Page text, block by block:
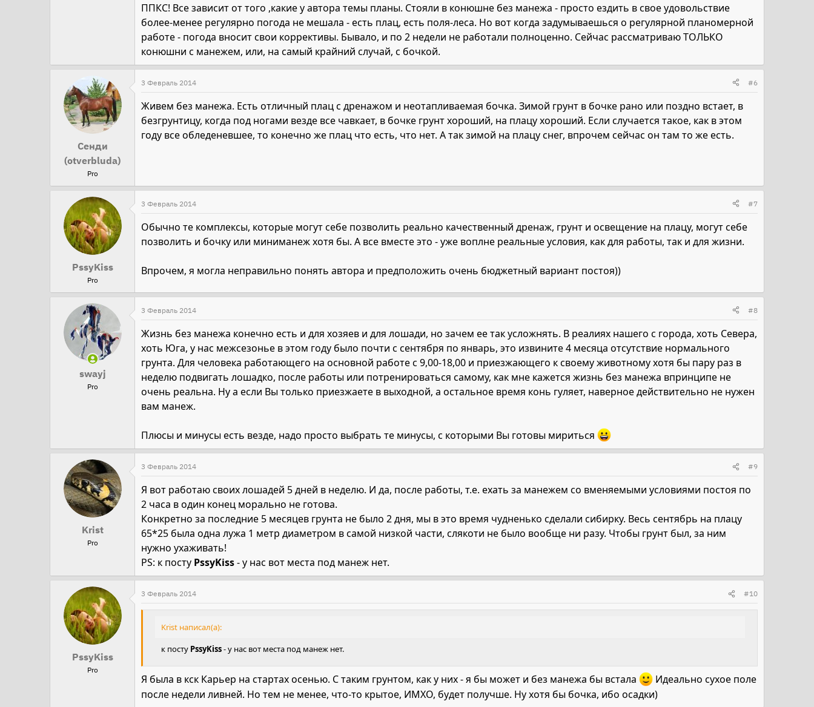
ППКС! Все зависит от того ,какие у автора темы планы. Стояли в конюшне без манежа - просто ездить в свое удовольствие
более-менее регулярно погода не мешала - есть плац, есть поля-леса. Но вот когда задумываешься о регулярной планомерной
работе - погода вносит свои коррективы. Бывало, и по 2 недели не работали полноценно. Сейчас рассматриваю ТОЛЬКО
конюшни с манежем, или, на самый крайний случай, с бочкой.
Сенди
(otverbluda)
Pro
3 Февраль 2014 #6
Живем без манежа. Есть отличный плац с дренажом и неотапливаемая бочка. Зимой грунт в бочке рано или поздно встает, в
безгрунтицу, когда под ногами везде все чавкает, в бочке грунт хороший, на плацу хороший. Если случается такое, как в этом
году все обледеневшее, то конечно же плац что есть, что нет. А так зимой на плацу снег, впрочем сейчас он там то же есть.
PssyKiss
Pro
3 Февраль 2014 #7
Обычно те комплексы, которые могут себе позволить реально качественный дренаж, грунт и освещение на плацу, могут себе
позволить и бочку или миниманеж хотя бы. А все вместе это - уже воплне реальные условия, как для работы, так и для жизни.
Впрочем, я могла неправильно понять автора и предположить очень бюджетный вариант постоя))
swayj
Pro
3 Февраль 2014 #8
Жизнь без манежа конечно есть и для хозяев и для лошади, но зачем ее так усложнять. В реалиях нашего с города, хоть Севера,
хоть Юга, у нас межсезонье в этом году было почти с сентября по январь, это извините 4 месяца отсутствие нормального
грунта. Для человека работающего на основной работе с 9,00-18,00 и приезжающего к своему животному хотя бы пару раз в
неделю подвигать лошадко, после работы или потренироваться самому, как мне кажется жизнь без манежа впринципе не
очень реальна. Ну а если Вы только приезжаете в выходной, а остальное время конь гуляет, наверное действительно не нужен
вам манеж.
Плюсы и минусы есть везде, надо просто выбрать те минусы, с которыми Вы готовы мириться
Krist
Pro
3 Февраль 2014 #9
Я вот работаю своих лошадей 5 дней в неделю. И да, после работы, т.е. ехать за манежем со вменяемыми условиями постоя по
2 часа в один конец морально не готова.
Конкретно за последние 5 месяцев грунта не было 2 дня, мы в это время чудненько сделали сибирку. Весь сентябрь на плацу
65*25 была одна лужа 1 метр диаметром в самой низкой части, слякоти не было вообще ни разу. Чтобы грунт был, за ним
нужно ухаживать!
PS: к посту PssyKiss- у нас вот места под манеж нет.
PssyKiss
Pro
3 Февраль 2014 #10
Krist написал(а):
к посту PssyKiss- у нас вот места под манеж нет.
Я была в кск Карьер на стартах осенью. С таким грунтом, как у них - я бы может и без манежа бы встала
Идеально сухое поле
после недели ливней. Но тем не менее, что-то крытое, ИМХО, будет получше. Ну хотя бы бочка, ибо осадки)